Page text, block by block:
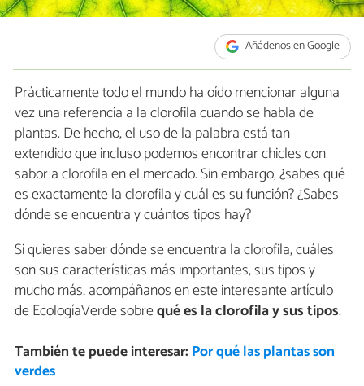
Añádenos en Google
Prácticamente todo el mundo ha oído mencionar alguna
vez una referencia a la clorofila cuando se habla de
plantas. De hecho, el uso de la palabra está tan
extendido que incluso podemos encontrar chicles con
sabor a clorofila en el mercado. Sin embargo, ¿sabes qué
es exactamente la clorofila y cuál es su función? ¿Sabes
dónde se encuentra y cuántos tipos hay?
Si quieres saber dónde se encuentra la clorofila, cuáles
son sus características más importantes, sus tipos y
mucho más, acompáñanos en este interesante artículo
de EcologíaVerde sobrequé es la clorofila y sus tipos.
También te puede interesar: Por qué las plantas son
verdes